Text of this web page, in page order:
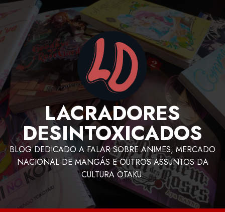
LACRADORES
DESINTOXICADOS
BLOG DEDICADO A FALAR SOBRE ANIMES, MERCADO
NACIONAL DE MANGÁS E OUTROS ASSUNTOS DA
CULTURA OTAKU.